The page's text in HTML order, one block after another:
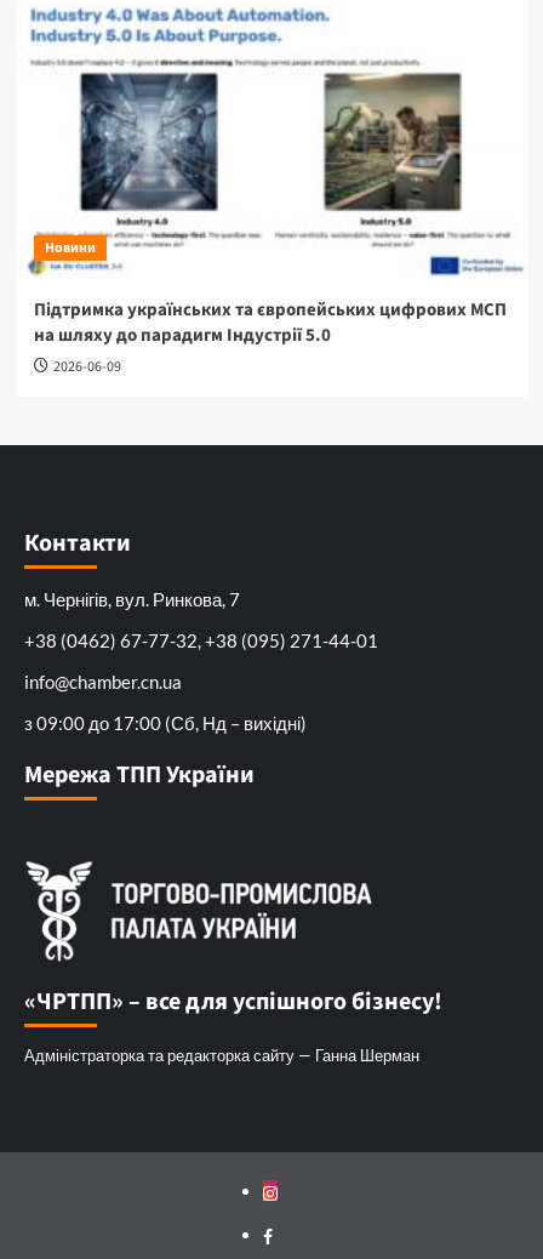
Новини
Підтримка українських та європейських цифрових МСП
на шляху до парадигм Індустрії 5.0
2026-06-09
Контакти
м. Чернігів, вул. Ринкова, 7
+38 (0462) 67-77-32, +38 (095) 271-44-01
info@chamber.cn.ua
з 09:00 до 17:00 (Сб, Нд – вихідні)
Мережа ТПП України
«ЧРТПП» – все для успішного бізнесу!
Адміністраторка та редакторка сайту — Ганна Шерман